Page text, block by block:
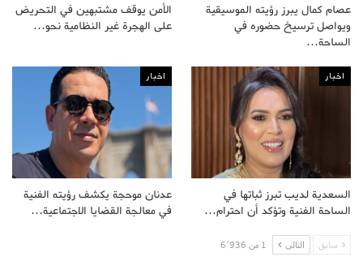
عصام كمال يبرز رؤيته الموسيقية
ويواصل ترسيخ حضوره في
الساحة…
الأمن يوقف مشتبهين في التحريض
على الهجرة غير النظامية نحو…
اخبار
السعدية لديب تبرز ثباتها في
الساحة الفنية وتؤكد أن احترام…
اخبار
عدنان موحجة يكشف رؤيته الفنية
في معالجة القضايا الاجتماعية…
سابق التالى 1 من 6٬936